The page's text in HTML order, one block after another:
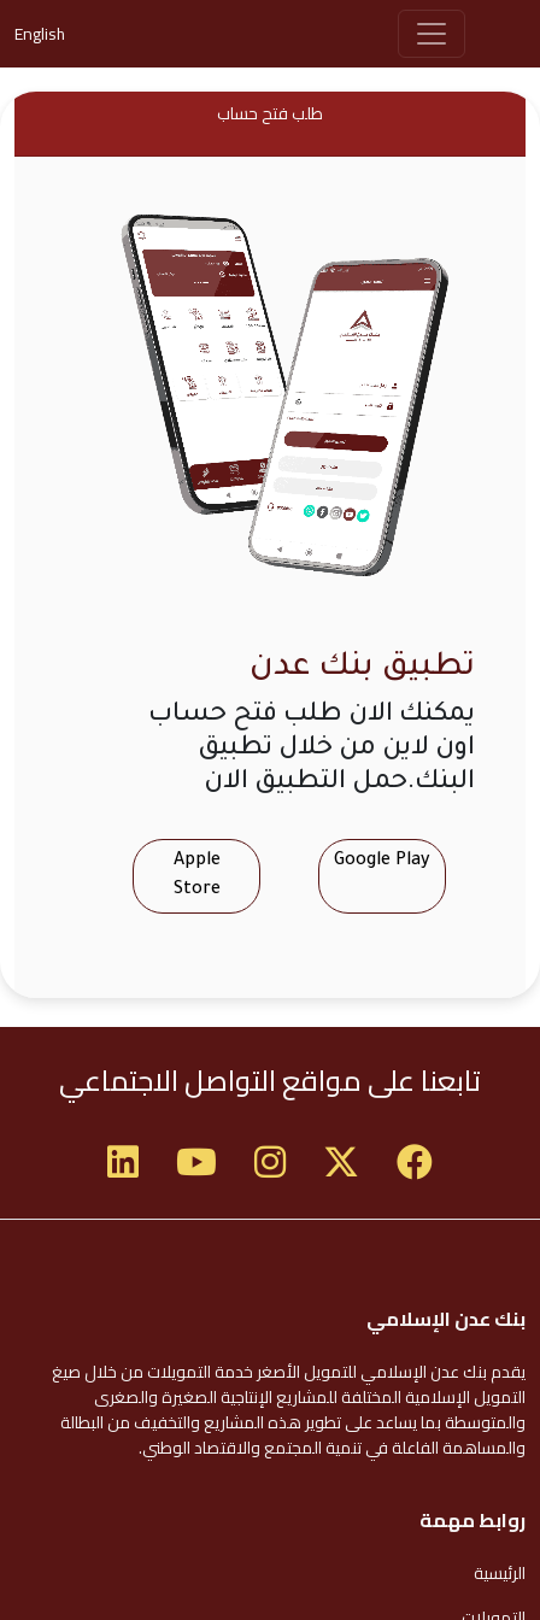
English
طلب فتح حساب
تطبيق بنك عدن
يمكنك الان طلب فتح حساب
اون لاين من خلال تطبيق
البنك.حمل التطبيق الان
Google Play
Apple
Store
تابعنا على مواقع التواصل الاجتماعي
بنك عدن الإسلامي
يقدم بنك عدن الإسلامي للتمويل الأصغر خدمة التمويلات من خلال صيغ
التمويل الإسلامية المختلفة للمشاريع الإنتاجية الصغيرة والصغرى
والمتوسطة بما يساعد على تطوير هذه المشاريع والتخفيف من البطالة
والمساهمة الفاعلة في تنمية المجتمع والاقتصاد الوطني.
روابط مهمة
الرئيسية